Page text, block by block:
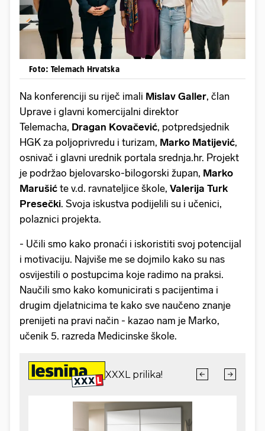
Foto: Telemach Hrvatska
Na konferenciji su riječ imali Mislav Galler, član
Uprave i glavni komercijalni direktor
Telemacha, Dragan Kovačević, potpredsjednik
HGK za poljoprivredu i turizam, Marko Matijević,
osnivač i glavni urednik portala srednja.hr. Projekt
je podržao bjelovarsko-bilogorski župan, Marko
Marušić te v.d. ravnateljice škole, Valerija Turk
Presečki. Svoja iskustva podijelili su i učenici,
polaznici projekta.
- Učili smo kako pronaći i iskoristiti svoj potencijal
i motivaciju. Najviše me se dojmilo kako su nas
osvijestili o postupcima koje radimo na praksi.
Naučili smo kako komunicirati s pacijentima i
drugim djelatnicima te kako sve naučeno znanje
prenijeti na pravi način - kazao nam je Marko,
učenik 5. razreda Medicinske škole.